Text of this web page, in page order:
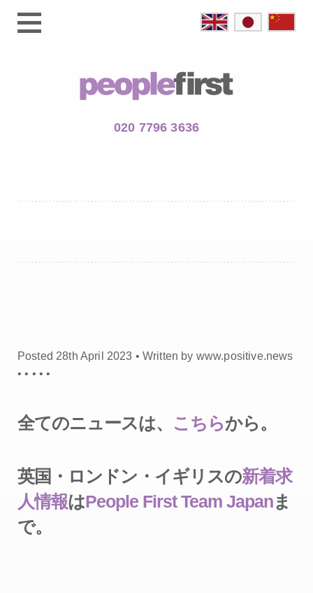
020 7796 3636
Posted 28th April 2023 • Written by www.positive.news
•• • ••
全てのニュースは、 こちらから。
英国・ロンドン・イギリスの新着求
人情報はPeople First Team Japanま
で。